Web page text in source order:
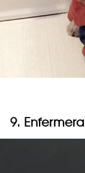
9.